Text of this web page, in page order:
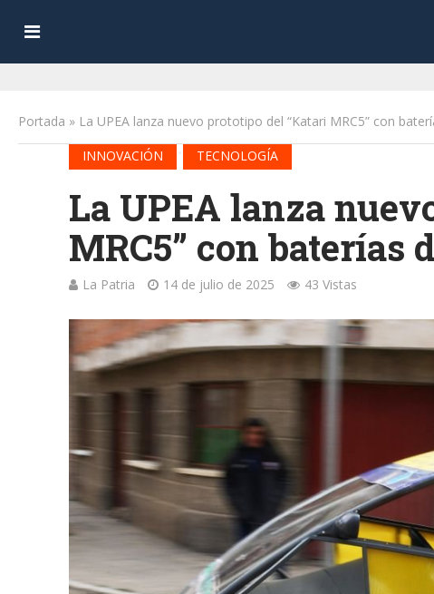
Portada » La UPEA lanza nuevo prototipo del “Katari MRC5” con
INNOVACIÓN
TECNOLOGÍA
La UPEA lanza
MRC5” con baterías
La Patria 14 de julio de 2025 43 Vistas